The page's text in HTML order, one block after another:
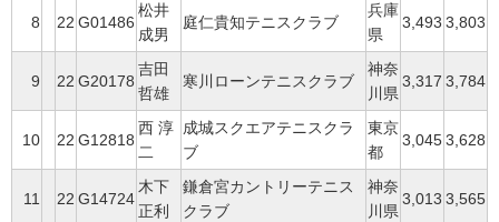
8 22 G01486
松井
成男
庭仁貴知テニスクラブ
兵庫
県
3,493 3,803
9 22 G20178
吉田
哲雄
寒川ローンテニスクラブ
神奈
川県
3,317 3,784
10 22 G12818
西 淳
二
成城スクエアテニスクラ
ブ
東京
都
3,0453,628
11 22 G14724
木下
正利
鎌倉宮カントリーテニス
クラブ
神奈
川県
3,013 3,565